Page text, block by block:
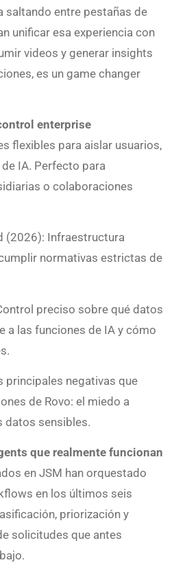
saltando entre pestañas de
unificar esa experiencia con
videos y generar insights
es un game changer
enterprise
flexibles para aislar usuarios,
IA. Perfecto para
o colaboraciones
(2026): Infraestructura
normativas estrictas de
preciso sobre qué datos
a las funciones de IA y cómo
principales negativas que
de Rovo: el miedo a
datos sensibles.
que realmente funcionan
en JSM han orquestado
en los últimos seis
priorización y
solicitudes que antes